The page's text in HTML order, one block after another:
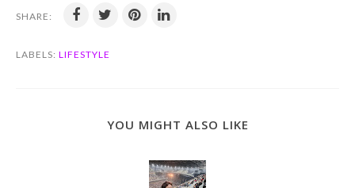
SHARE:
LABELS: LIFESTYLE
YOU MIGHT ALSO LIKE